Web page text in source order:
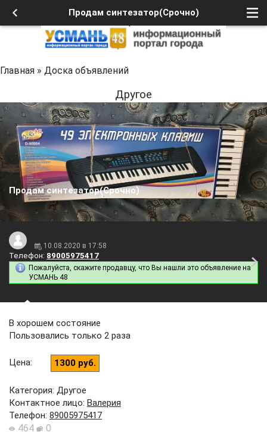
Продам синтезатор(Срочно)
Главная » Доска объявлений
Другое
Продам синтезатор(Срочно)
10.08.2020 в 17:58
Телефон: 89005975417
Пожалуйста, скажите продавцу, что Вы нашли это объявление на
УСМАНЬ 48
В хорошем состояние
Пользовались только 2 раза
Цена: 1300 руб.
Категория: Другое
Контактное лицо: Валерия
Телефон: 89005975417
464 0